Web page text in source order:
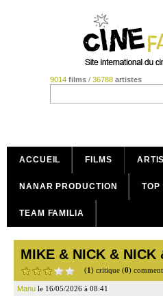
9014 films/ 36788 artistes
ACCUEIL FILMS
NANAR PRODUCTION TOP
TEAM FAMILIA
MIKE & NICK & NICK
(1) critique (0)
Manu le 16/05/2026 à 08:41